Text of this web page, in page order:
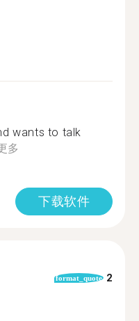
wants to talk
多
下载软件
format_quote 2